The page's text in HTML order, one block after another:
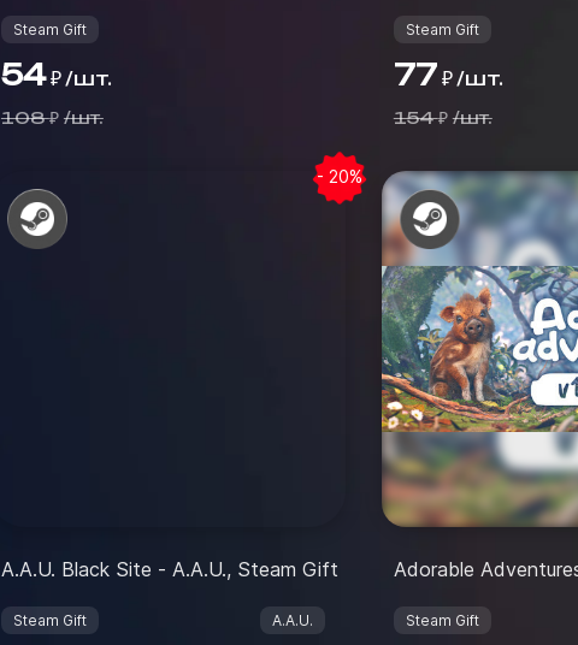
Steam Gift
54 ₽ /шт.
108 ₽ /шт.
Steam Gift
77 ₽ /шт.
154 ₽ /шт.
- 20%
A.A.U. Black Site - A.A.U., Steam Gift
Steam Gift A.A.U.
Adorable
Steam Gift